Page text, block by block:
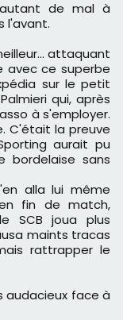
de mal à
l'avant.
attaquant
avec ce superbe
sur le petit
qui, après
à s'employer.
C'était la preuve
aurait pu
bordelaise sans
alla lui même
fin de match,
SCB joua plus
maints tracas
rattrapper le
audacieux face à